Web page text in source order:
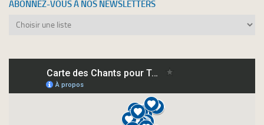
ABONNEZ-VOUS À NOS NEWSLETTERS
Abonnez-
newsletters